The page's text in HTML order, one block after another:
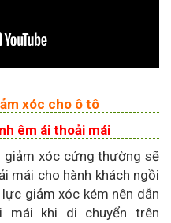
xóc cho ô tô
êm ái thoải mái
giảm xóc cứng thường sẽ
mái cho hành khách ngồi
giảm xóc kém nên dẫn
mái khi di chuyển trên